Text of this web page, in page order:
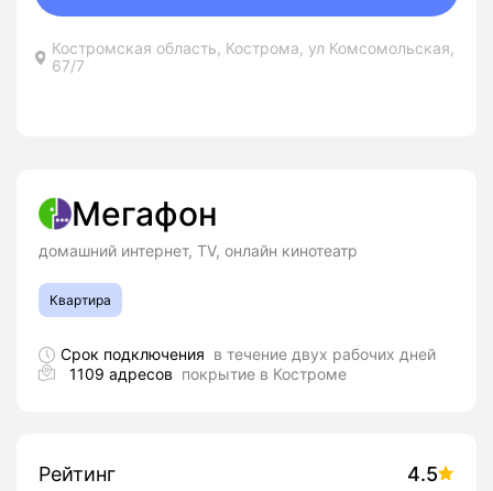
Костромская область, Кострома, ул Комсомольская,
67/7
Мегафон
домашний интернет, TV, онлайн кинотеатр
Квартира
Срок подключения в течение двух рабочих дней
1109 адресов покрытие в Костроме
Рейтинг 4.5